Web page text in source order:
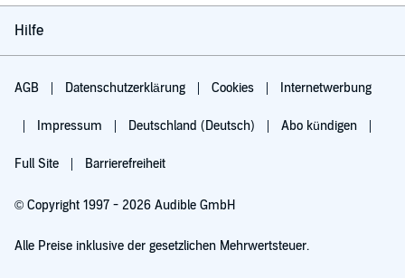
Hilfe
AGB Datenschutzerklärung Cookies Internetwerbung
Impressum Deutschland (Deutsch) Abo kündigen
Full Site Barrierefreiheit
© Copyright 1997 - 2026 Audible GmbH
Alle Preise inklusive der gesetzlichen Mehrwertsteuer.